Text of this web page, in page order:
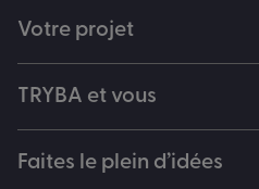
Votre projet
TRYBA et vous
Faites le plein d’idées